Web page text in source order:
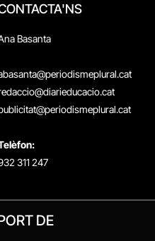
Basanta
311 247
DE